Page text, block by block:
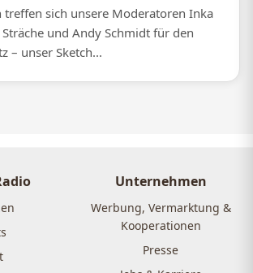
treffen sich unsere Moderatoren Inka
und Andy Schmidt für den
– unser Sketch...
Unternehmen
Werbung, Vermarktung &
Kooperationen
Presse